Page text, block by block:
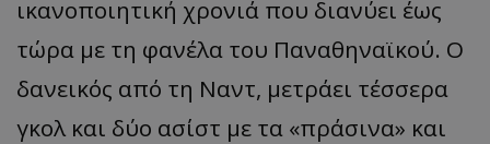
ικανοποιητική χρονιά που διανύει έως
τώρα με τη φανέλα του Παναθηναϊκού. Ο
δανεικός από τη Ναντ, μετράει τέσσερα
γκολ και δύο ασίστ με τα «πράσινα» και